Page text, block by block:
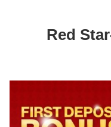
רד סטאר קזינו ופוקר – סקירה -Red Star